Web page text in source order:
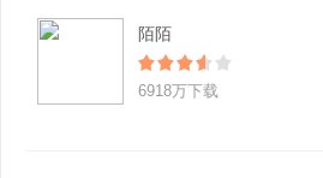
陌陌
6918万下载